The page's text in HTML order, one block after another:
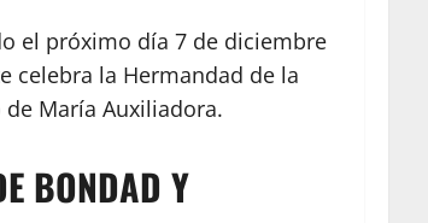
el próximo día 7 de diciembre
celebra la Hermandad de la
María Auxiliadora.
BONDAD Y